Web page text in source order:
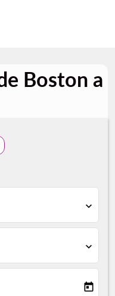
Boston a
expand_more
expand_more
today